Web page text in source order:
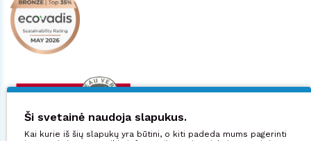
Ši svetainė naudoja slapukus.
Kai kurie iš šių slapukų yra būtini, o kiti padeda mums pagerinti